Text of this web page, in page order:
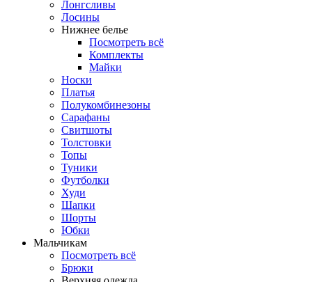
Лонгсливы
Лосины
Нижнее белье
Посмотреть всё
Комплекты
Майки
Носки
Платья
Полукомбинезоны
Сарафаны
Свитшоты
Толстовки
Топы
Туники
Футболки
Худи
Шапки
Шорты
Юбки
Мальчикам
Посмотреть всё
Брюки